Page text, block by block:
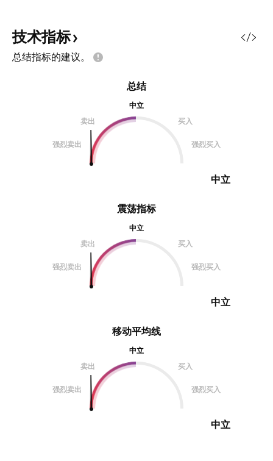
技术指标
总结指标的建议。
震荡指标
中立
卖出
买入
强烈卖出 强烈买入
中立
总结
中立
卖出
买入
强烈卖出 强烈买入
中立
移动平均线
中立
卖出
买入
强烈卖出 强烈买入
中立